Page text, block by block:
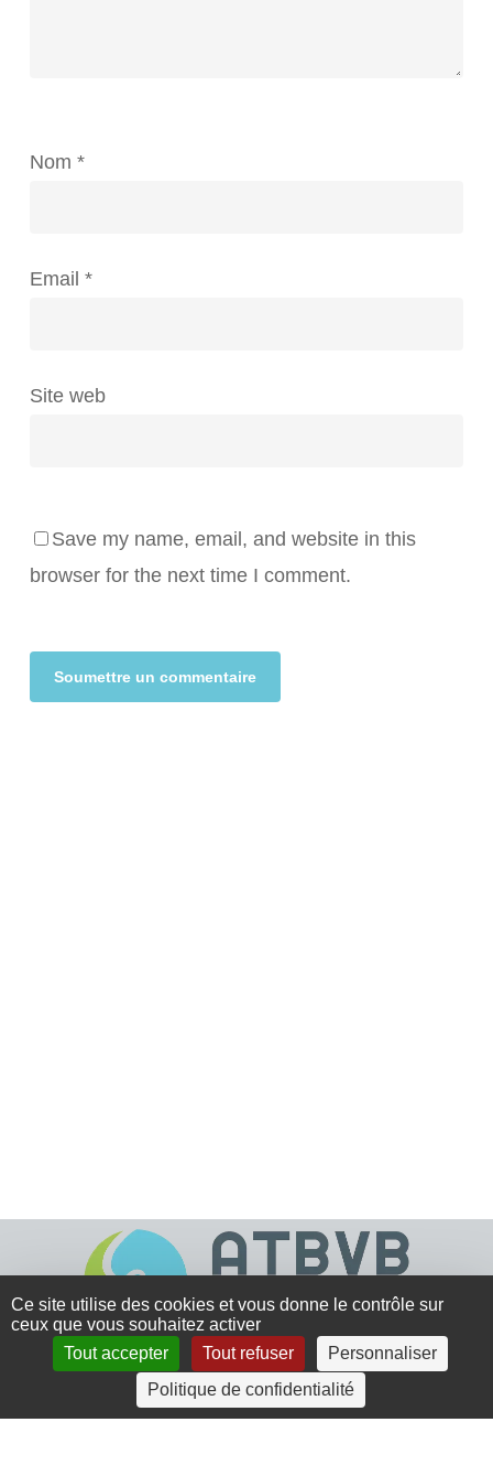
Nom *
Email *
Site web
Save my name, email, and website in this
browser for the next time I comment.
4 rue Crec’h-Ugen
22810 Belle Isle en Terre
Ce site utilise des cookies et vous donne le contrôle sur
ceux que vous souhaitez activer
Tout accepter
Tout refuser
Personnaliser
Politique de confidentialité